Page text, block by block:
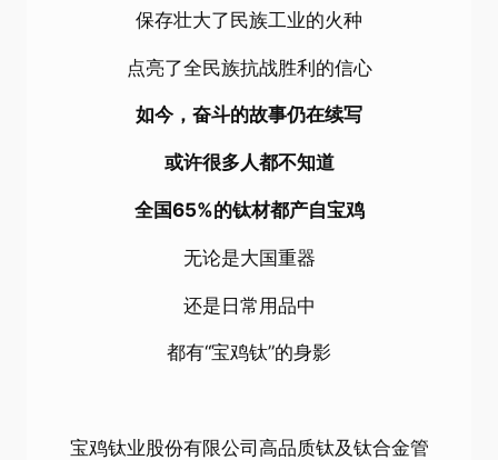
保存壮大了民族工业的火种
点亮了全民族抗战胜利的信心
如今，奋斗的故事仍在续写
或许很多人都不知道
全国65%的钛材都产自宝鸡
无论是大国重器
还是日常用品中
都有“宝鸡钛”的身影
宝鸡钛业股份有限公司高品质钛及钛合金管